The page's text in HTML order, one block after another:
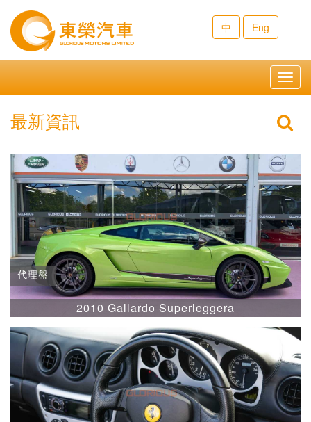
中 Eng
最新資訊
代理盤
2010 Gallardo Superleggera